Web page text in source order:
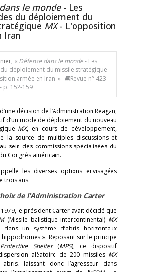
le monde- Les
du déploiement du
MX- L'opposition
Iran
, « Défense dans le monde- Les
déploiement du missile stratégique
armée en Iran »
Revue n° 423
- p. 152-159
décision de l’Administration Reagan,
d’un mode de déploiement du nouveau
MX, en cours de développement,
la source de multiples discussions et
sein des commissions spécialisées du
Congrès américain.
les diverses options envisagées
trois ans.
de l’Administration Carter
le président Carter avait décidé que
(Missile balistique intercontinental) MX
dans un système d’abris horizontaux
hippodromes ». Reposant sur le principe
Shelter(MPS), ce dispositif
aléatoire de 200 missiles MX
laissant donc l’agresseur dans